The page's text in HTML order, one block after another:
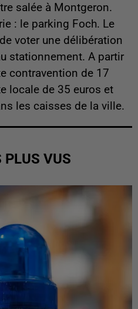
salée à Montgeron.
: le parking Foch. Le
voter une délibération
stationnement. A partir
contravention de 17
locale de 35 euros et
les caisses de la ville.
PLUS VUS